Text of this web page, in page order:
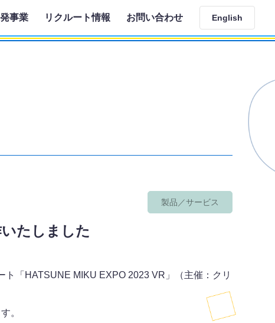
事業 リクルート情報 お問い合わせ English
製品／サービス
たしました
「HATSUNE MIKU EXPO 2023 VR」（主催：クリ
。